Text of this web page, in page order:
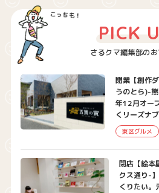
さるクマ編集部の
PICK
閉業【創作
うのとら)-
年12月オー
くリーズナ
東区グルメ
閉店【絵
クス通り-
くりたい。